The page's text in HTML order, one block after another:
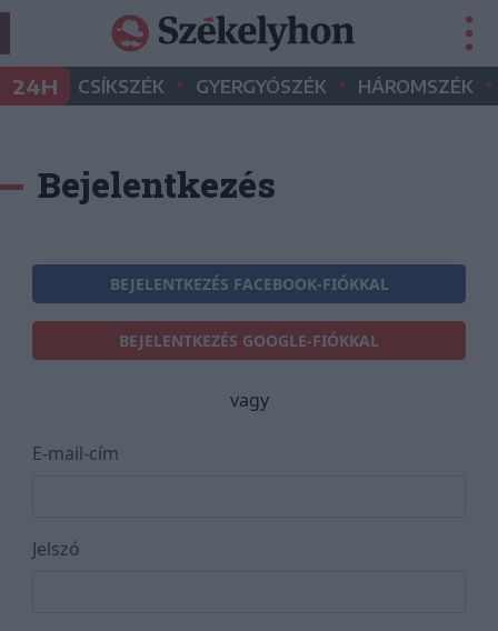
24H CSÍKSZÉK • GYERGYÓSZÉK • HÁROMSZÉK •
Bejelentkezés
BEJELENTKEZÉS FACEBOOK-FIÓKKAL
BEJELENTKEZÉS GOOGLE-FIÓKKAL
vagy
E-mail-cím
Jelszó